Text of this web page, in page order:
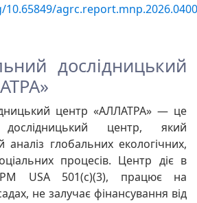
дослідницький
центр «АЛЛАТРА» — це
дослідницький центр, який
аналіз глобальних екологічних,
процесів. Центр діє в
USA 501(c)(3), працює на
не залучає фінансування від